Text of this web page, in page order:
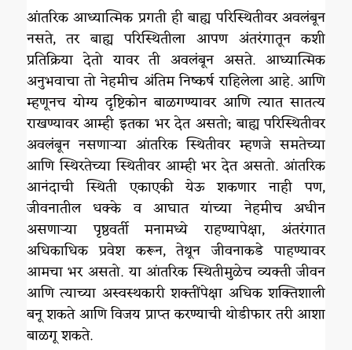
आंतरिक आध्यात्मिक प्रगती ही बाह्य परिस्थितीवर अवलंबून
नसते, तर बाह्य परिस्थितीला आपण अंतरंगातून कशी
प्रतिक्रिया देतो यावर ती अवलंबून असते. आध्यात्मिक
अनुभवाचा तो नेहमीच अंतिम निष्कर्ष राहिलेला आहे. आणि
म्हणूनच योग्य दृष्टिकोन बाळगण्यावर आणि त्यात सातत्य
राखण्यावर आम्ही इतका भर देत असतो; बाह्य परिस्थितीवर
अवलंबून नसणाऱ्या आंतरिक स्थितीवर म्हणजे समतेच्या
आणि स्थिरतेच्या स्थितीवर आम्ही भर देत असतो. आंतरिक
आनंदाची स्थिती एकाएकी येऊ शकणार नाही पण,
जीवनातील धक्के व आघात यांच्या नेहमीच अधीन
असणाऱ्या पृष्ठवर्ती मनामध्ये राहण्यापेक्षा, अंतरंगात
अधिकाधिक प्रवेश करून, तेथून जीवनाकडे पाहण्यावर
आमचा भर असतो. या आंतरिक स्थितीमुळेच व्यक्ती जीवन
आणि त्याच्या अस्वस्थकारी शक्तींपेक्षा अधिक शक्तिशाली
बनू शकते आणि विजय प्राप्त करण्याची थोडीफार तरी आशा
बाळगू शकते.